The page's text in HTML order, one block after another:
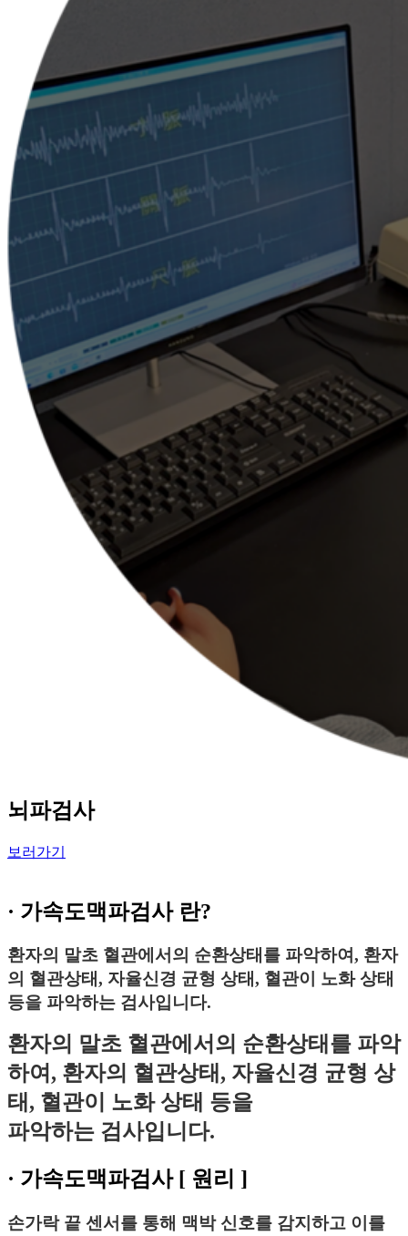
뇌파검사
보러가기
· 가속도맥파검사 란?
환자의 말초 혈관에서의 순환상태를 파악하여, 환자
의 혈관상태, 자율신경 균형 상태, 혈관이 노화 상태
등을 파악하는 검사입니다.
환자의 말초 혈관에서의 순환상태를 파악
하여, 환자의 혈관상태, 자율신경 균형 상
태, 혈관이 노화 상태 등을
파악하는 검사입니다.
· 가속도맥파검사 [ 원리 ]
손가락 끝 센서를 통해 맥박 신호를 감지하고 이를